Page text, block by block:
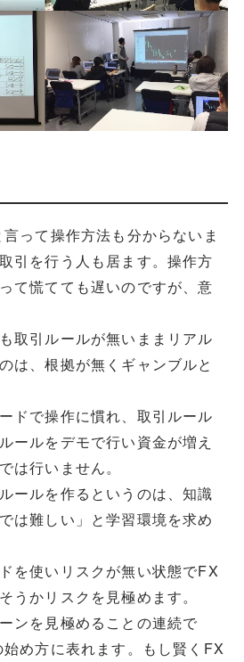
って操作方法も分からないま
引を行う人も居ます。操作方
て慌てても遅いのですが、意
取引ルールが無いままリアル
は、根拠が無くギャンブルと
ドで操作に慣れ、取引ルール
ールをデモで行い資金が増え
は行いません。
ールを作るというのは、知識
は難しい」と学習環境を求め
を使いリスクが無い状態でFX
うかリスクを見極めます。
ンを見極めることの連続で
め方に表れます。もし賢くFX